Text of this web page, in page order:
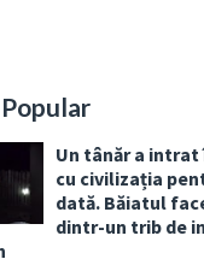
Un tânăr a
cu civilizația
dată. Băiatul
dintr-un trib de